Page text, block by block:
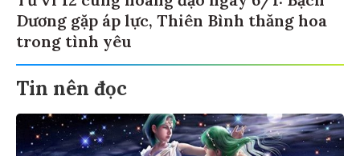
Dương gặp áp lực, Thiên Bình thăng hoa
trong tình yêu
Tin nên đọc